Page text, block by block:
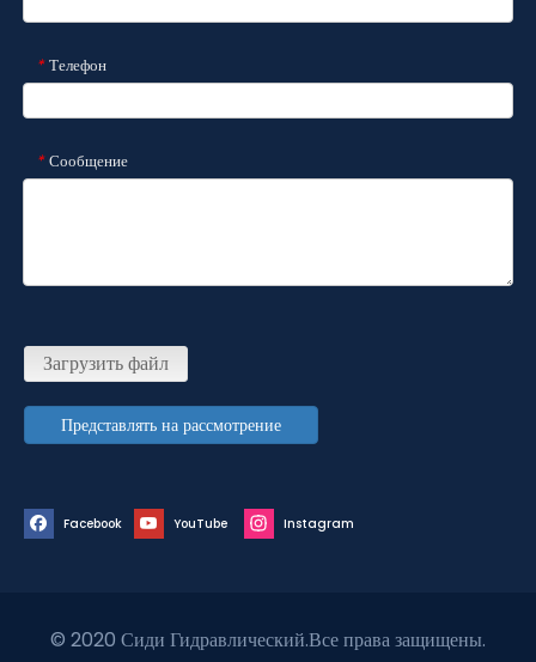
* Телефон
* Сообщение
Загрузить файл
Представлять на рассмотрение
Facebook YouTube Instagram
© 2020 Сиди Гидравлический.Все права защищены.